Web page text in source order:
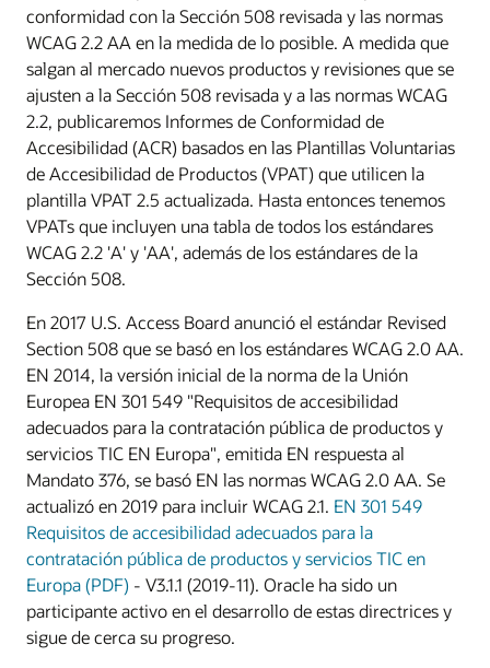
conformidad con la Sección 508 revisada y las normas
WCAG 2.2 AA en la medida de lo posible. A medida que
salgan al mercado nuevos productos y revisiones que se
ajusten a la Sección 508 revisada y a las normas WCAG
2.2, publicaremos Informes de Conformidad de
Accesibilidad (ACR) basados en las Plantillas Voluntarias
de Accesibilidad de Productos (VPAT) que utilicen la
plantilla VPAT 2.5 actualizada. Hasta entonces tenemos
VPATs que incluyen una tabla de todos los estándares
WCAG 2.2 'A' y 'AA', además de los estándares de la
Sección 508.
En 2017 U.S. Access Board anunció el estándar Revised
Section 508 que se basó en los estándares WCAG 2.0 AA.
EN 2014, la versión inicial de la norma de la Unión
Europea EN 301 549 "Requisitos de accesibilidad
adecuados para la contratación pública de productos y
servicios TIC EN Europa", emitida EN respuesta al
Mandato 376, se basó EN las normas WCAG 2.0 AA. Se
actualizó en 2019 para incluir WCAG 2.1. EN 301 549
Requisitos de accesibilidad adecuados para la
contratación pública de productos y servicios TIC en
Europa (PDF) - V3.1.1 (2019-11). Oracle ha sido un
participante activo en el desarrollo de estas directrices y
sigue de cerca su progreso.